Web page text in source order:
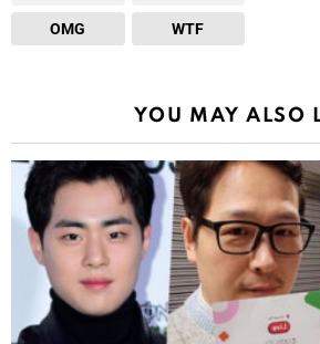
OMG WTF
YOU MAY ALSO